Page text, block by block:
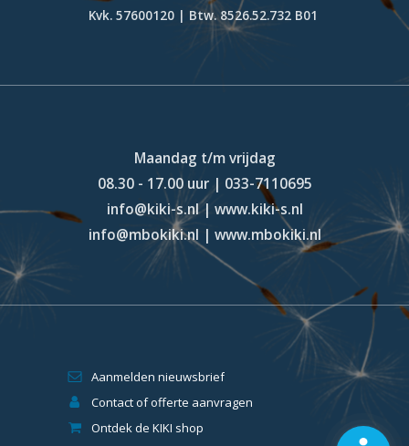
Kvk. 57600120 | Btw. 8526.52.732 B01
Maandag t/m vrijdag
08.30 - 17.00 uur | 033-7110695
info@kiki-s.nl | www.kiki-s.nl
info@mbokiki.nl | www.mbokiki.nl
Aanmelden nieuwsbrief
Contact of offerte aanvragen
Ontdek de KIKI shop